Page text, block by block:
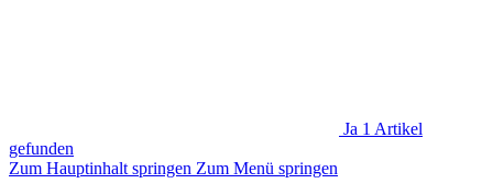
Ja 1 Artikel
gefunden
Zum Hauptinhalt springen Zum Menü springen